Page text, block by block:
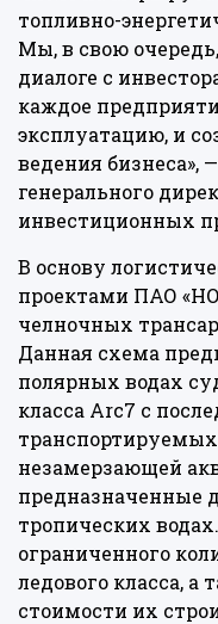
топливно-
Мы, в свою
диалоге с
каждое
эксплуатацию, и
ведения бизнеса»,
генерального
инвестиционных
В основу
проектами ПАО
челночных
Данная схема
полярных водах
класса Arc7 с
незамерзающей
предназначенные
тропических
ограниченного
ледового класса, а
стоимости их